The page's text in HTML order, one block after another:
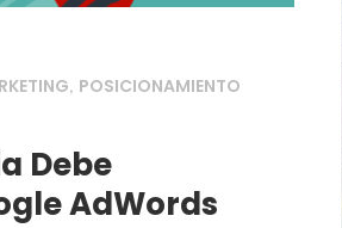
, POSICIONAMIENTO
Debe
AdWords